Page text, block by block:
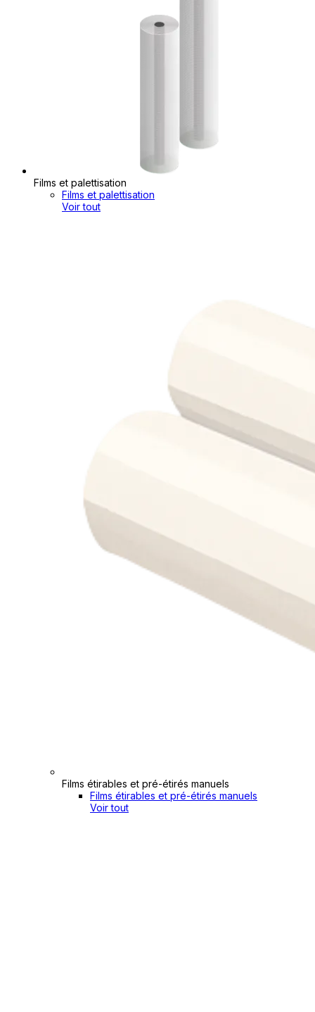
Films et palettisation
Films et palettisation
Voir tout
Films étirables et pré-étirés manuels
Films étirables et pré-étirés manuels
Voir tout